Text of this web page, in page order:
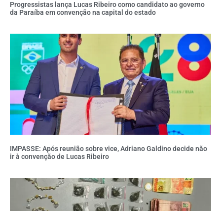
Progressistas lança Lucas Ribeiro como candidato ao governo
da Paraíba em convenção na capital do estado
IMPASSE: Após reunião sobre vice, Adriano Galdino decide não
ir à convenção de Lucas Ribeiro